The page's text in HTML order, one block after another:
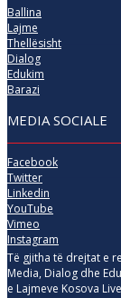
Ballina
Lajme
Thellësisht
Dialog
Edukim
Barazi
MEDIA SOCIALE
Facebook
Twitter
Linkedin
YouTube
Vimeo
Instagram
Të gjitha të drejtat e
Media, Dialog dhe
e Lajmeve Kosova